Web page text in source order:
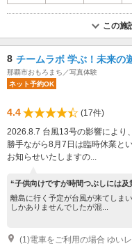
この施
8 チームラボ 学ぶ！未来の
那覇市おもろまち／写真体験
ネット予約OK
4.4
(17件)
2026.8.7 台風13号の影響により
勝手ながら8月7日は臨時休業と
お知らせいたしますの...
“子供向けですが時間つぶしには及
離島に行く予定が台風が来てしま
しかありませんでしたが混...